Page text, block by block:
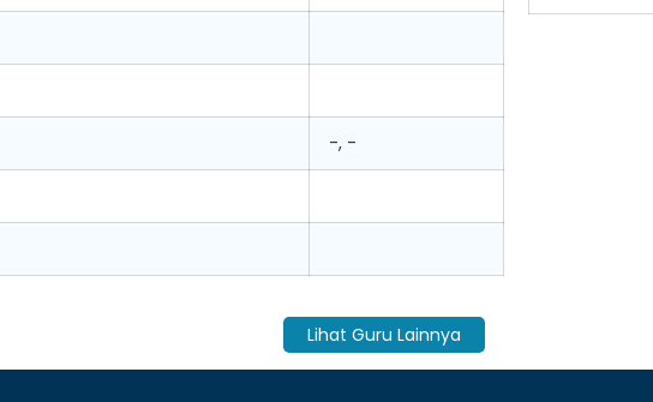
-, -
Lihat Guru Lainnya